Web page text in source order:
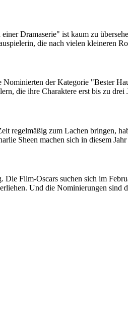
Dramaserie" ist kaum zu
die nach vielen kleineren
der Kategorie "Bester
die ihre Charaktere erst bis zu drei
regelmäßig zum Lachen bringen,
Sheen machen sich in diesem
Film-Oscars suchen sich im
Und die Nominierungen sind